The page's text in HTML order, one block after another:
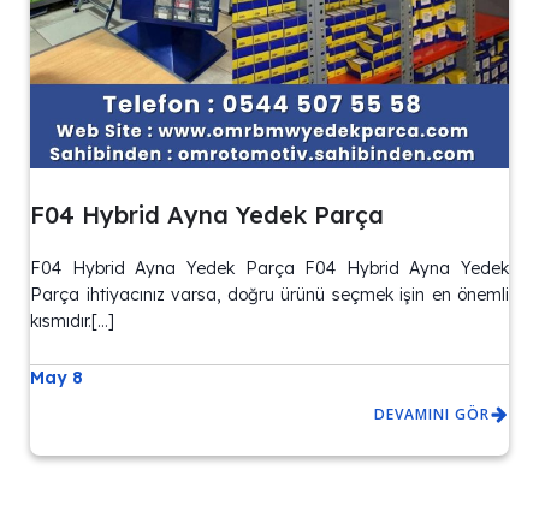
F04 Hybrid Ayna Yedek Parça
F04 Hybrid Ayna Yedek Parça F04 Hybrid Ayna Yedek
Parça ihtiyacınız varsa, doğru ürünü seçmek işin en önemli
kısmıdır.[…]
May 8
DEVAMINI GÖR